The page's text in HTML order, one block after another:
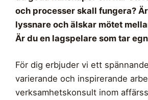
och processer skall fungera?
lyssnare och älskar mötet
Är du en lagspelare som tar
För dig erbjuder vi ett
varierande och inspirerande
verksamhetskonsult inom